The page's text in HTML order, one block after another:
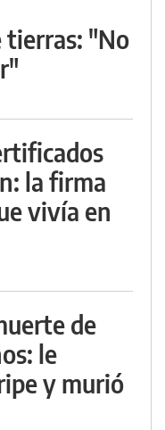
tierras: "No
la firma
vivía en
de
le
y murió